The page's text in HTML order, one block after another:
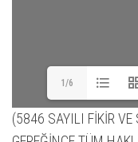
1/6
(5846 SAYILI FİKİR VE